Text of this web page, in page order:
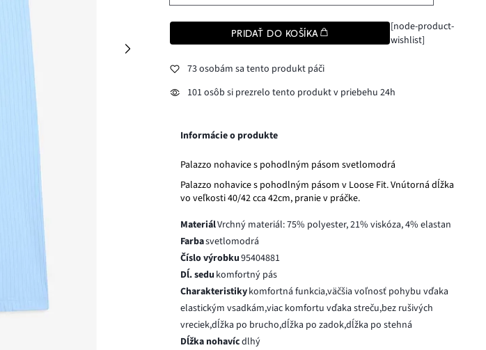
PRIDAŤ DO KOŠÍKA
[node-product-
wishlist]
73 osobám sa tento produkt páči
101 osôb si prezrelo tento produkt v priebehu 24h
Informácie o produkte
Palazzo nohavice s pohodlným pásom svetlomodrá
Palazzo nohavice s pohodlným pásom v Loose Fit. Vnútorná dĺžka
vo veľkosti 40/42 cca 42cm, pranie v práčke.
MateriálVrchný materiál: 75% polyester, 21% viskóza, 4% elastan
Farbasvetlomodrá
Číslo výrobku95404881
Dĺ. sedu komfortný pás
Charakteristikykomfortná funkcia,väčšia voľnosť pohybu vďaka
elastickým vsadkám,viac komfortu vďaka streču,bez rušivých
vreciek,dĺžka po brucho,dĺžka po zadok,dĺžka po stehná
Dĺžka nohavícdlhý